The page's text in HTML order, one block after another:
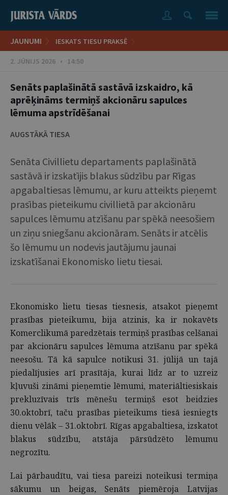
JAUNUMI IESKATS TIESU PRAKSĒ
2. JŪNIJS 2026 • 14:50
Senāts paplašinātā sastāvā izskaidro, kā
aprēķināms termiņš akcionāru sapulces
lēmuma apstrīdēšanai
AUGSTĀKĀ TIESA
Senāta Civillietu departaments paplašinātā
sastāvā ir izskatījis blakus sūdzību par Rīgas
apgabaltiesas lēmumu, ar kuru atteikts pieņemt
prasības pieteikumu civillietā par akcionāru
sapulces lēmumu atzīšanu par spēkā neesošiem
un ziņu sniegšanu akcionāram. Senāts ir atcēlis
šo lēmumu un nodevis jautājumu jaunai
izskatīšanai Ekonomisko lietu tiesai.
Ekonomisko lietu tiesas tiesnesis, atsakot pieņemt
prasības pieteikumu, bija atzinis, ka ir nokavēts
Komerclikumā paredzētais termiņš prasības celšanai
par akcionāru sapulces lēmuma atzīšanu par spēkā
neesošu. Tā kā sapulce notikusi 31. jūlijā un tajā
piedalījusies arī prasītāja, kurai līdz ar to uzreiz
kļuvuši zināmi pieņemtie lēmumi, materiāltiesiskais
prekluzīvais trīs mēnešu termiņš esot beidzies
30.oktobrī, taču prasības pieteikums tiesā iesniegts
dienu vēlāk – 31.oktobrī. Rīgas apgabaltiesa, izskatot
blakus sūdzību, atstāja pārsūdzēto lēmumu
negrozītu.
Lai pārbaudītu, vai tiesa pareizi noteikusi termiņa
sākumu un beigas, Senāts piemēroja Latvijas